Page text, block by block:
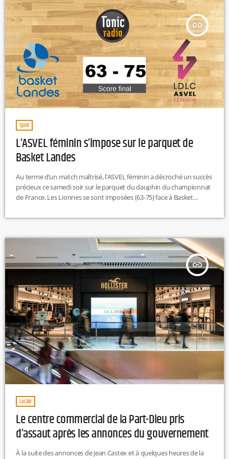
insert_link
Sport
L’ASVEL féminin s’impose sur le parquet de
Basket Landes
Au terme d’un match maîtrisé, l’ASVEL féminin a décroché un succès
précieux ce samedi soir sur le parquet du dauphin du championnat
de France. Les Lionnes se sont imposées (63-75) face à Basket
classement mais avec une rencontre en moins que les équipes de
(20 points, 4 rebonds face […]
insert_link
Locale
Le centre commercial de la Part-Dieu pris
d’assaut après les annonces du gouvernement
À la suite des annonces de Jean Castex et à quelques heures de la